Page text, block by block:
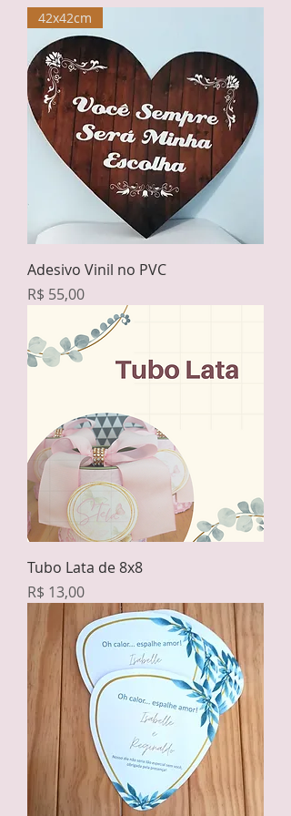
42x42cm
Adesivo Vinil no PVC
Preço
R$ 55,00
Tubo Lata de 8x8
Preço
R$ 13,00